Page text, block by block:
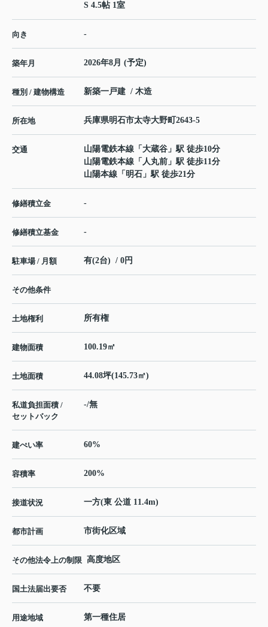
S 4.5帖 1室
向き -
築年月 2026年8月 (予定)
種別 / 建物構造 新築一戸建 / 木造
所在地 兵庫県明石市太寺大野町 2643-5
交通 山陽電鉄本線 「 大蔵谷 」駅 徒歩10分
山陽電鉄本線 「 人丸前 」駅 徒歩11分
山陽本線 「 明石 」駅 徒歩21分
修繕積立金 -
修繕積立基金 -
駐車場 / 月額 有(2台) / 0円
その他条件
土地権利 所有権
建物面積 100.19㎡
土地面積 44.08坪(145.73㎡)
私道負担面積 /
セットバック
-/無
建ぺい率 60%
容積率 200%
接道状況 一方(東 公道 11.4m)
都市計画 市街化区域
その他法令上の制限 高度地区
国土法届出要否 不要
用途地域 第一種住居